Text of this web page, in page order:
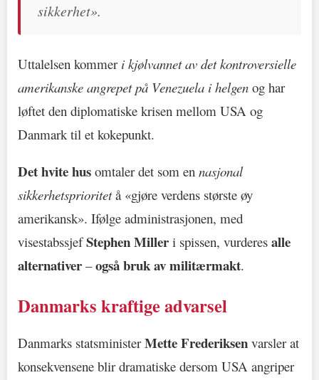
sikkerhet».
Uttalelsen kommer i kjølvannet av det kontroversielle
amerikanske angrepet på Venezuela i helgen og har
løftet den diplomatiske krisen mellom USA og
Danmark til et kokepunkt.
Det hvite hus omtaler det som en nasjonal
sikkerhetsprioritetå «gjøre verdens største øy
amerikansk». Ifølge administrasjonen, med
visestabssjefStephen Miller i spissen, vurderes alle
alternativer –også bruk av militærmakt.
Danmarks kraftige advarsel
Danmarks statsministerMette Frederiksen varsler at
konsekvensene blir dramatiske dersom USA angriper